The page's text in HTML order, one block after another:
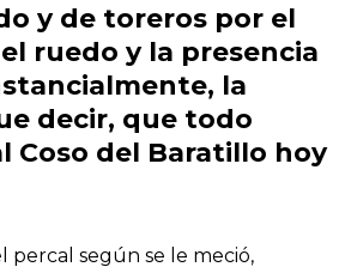
y de toreros por el
ruedo y la presencia
la
decir, que todo
Coso del Baratillo hoy
percal según se le meció,